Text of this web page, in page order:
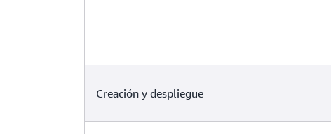
Creación y despliegue